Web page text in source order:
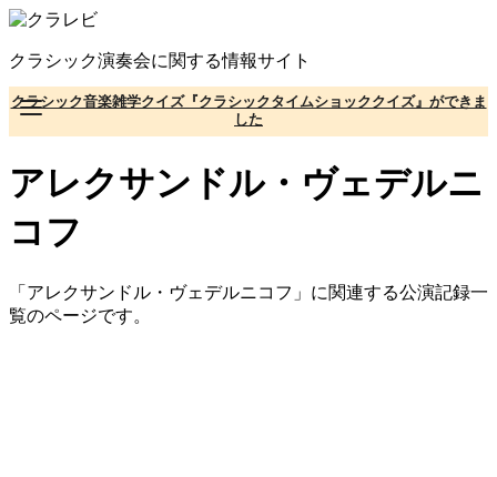
コ
テ
ン
ツ
へ
動
クラシック演奏会に関する情報サイト
クラシック音楽雑学クイズ『クラシックタイムショッククイズ』ができま
した
アレクサンドル・ヴェデルニ
コフ
「アレクサンドル・ヴェデルニコフ」に関連する公演記録一
覧のページです。